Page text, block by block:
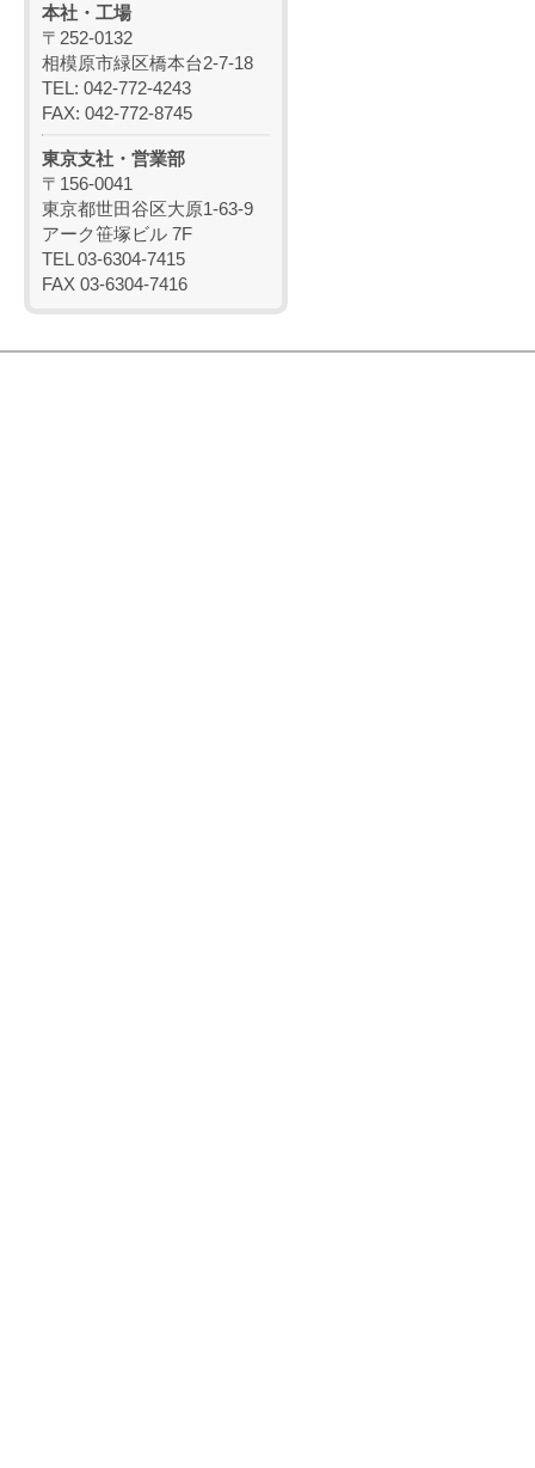
本社・工場
〒252-0132
相模原市緑区橋本台2-7-18
TEL: 042-772-4243
FAX: 042-772-8745
東京支社・営業部
〒156-0041
東京都世田谷区大原1-63-9
アーク笹塚ビル 7F
TEL 03-6304-7415
FAX 03-6304-7416